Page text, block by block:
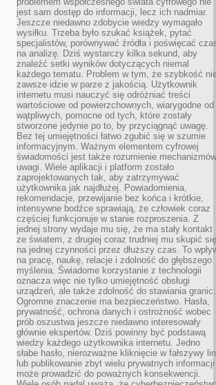
jest sam dostęp do informacji, lecz ich nadmiar.
Jeszcze niedawno zdobycie wiedzy wymagało
wysiłku. Trzeba było szukać książek, pytać
specjalistów, porównywać źródła i poświęcać
na analizę. Dziś wystarczy kilka sekund, aby
znaleźć setki wyników dotyczących niemal
każdego tematu. Problem w tym, że szybkość
zawsze idzie w parze z jakością. Użytkownik
internetu musi nauczyć się odróżniać treści
wartościowe od powierzchownych, wiarygodne od
wątpliwych, pomocne od tych, które zostały
stworzone jedynie po to, by przyciągnąć uwagę.
Bez tej umiejętności łatwo zgubić się w szumie
informacyjnym. Ważnym elementem cyfrowej
świadomości jest także rozumienie mechanizmów
uwagi. Wiele aplikacji i platform zostało
zaprojektowanych tak, aby zatrzymywać
użytkownika jak najdłużej. Powiadomienia,
rekomendacje, przewijanie bez końca i krótkie,
intensywne bodźce sprawiają, że człowiek coraz
częściej funkcjonuje w stanie rozproszenia. Z
jednej strony wydaje mu się, że ma stały kontakt
ze światem, z drugiej coraz trudniej mu skupić się
na jednej czynności przez dłuższy czas. To
na pracę, naukę, relacje i zdolność do głębszego
myślenia. Świadome korzystanie z technologii
oznacza więc nie tylko umiejętność obsługi
urządzeń, ale także zdolność do stawiania granic.
Ogromne znaczenie ma bezpieczeństwo. Hasła,
prywatność, ochrona danych i ostrożność wobec
prób oszustwa jeszcze niedawno interesowały
głównie ekspertów. Dziś powinny być podstawą
wiedzy każdego użytkownika internetu. Jedno
słabe hasło, nierozważne kliknięcie w fałszywy
lub publikowanie zbyt wielu prywatnych informacji
może prowadzić do poważnych konsekwencji.